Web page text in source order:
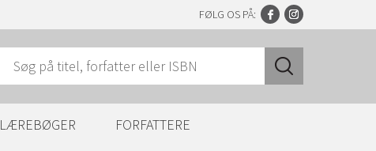
FØLG OS PÅ:
LÆREBØGER FORFATTERE